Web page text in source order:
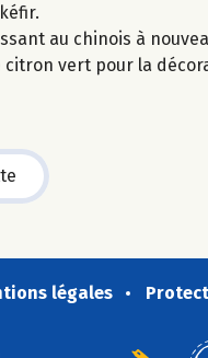
au chinois à
vert pour la
légales